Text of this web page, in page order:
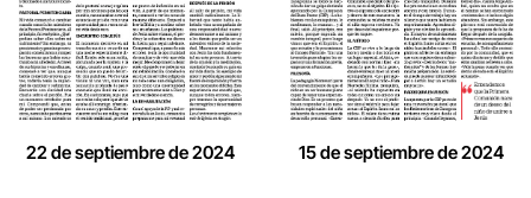
22 de septiembre de 2024 15 de septiembre de 2024